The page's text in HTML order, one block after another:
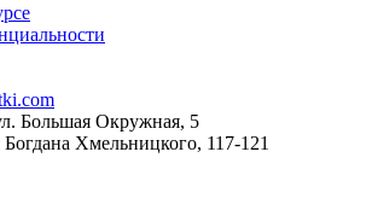
Большая Окружная, 5
Хмельницкого, 117-121